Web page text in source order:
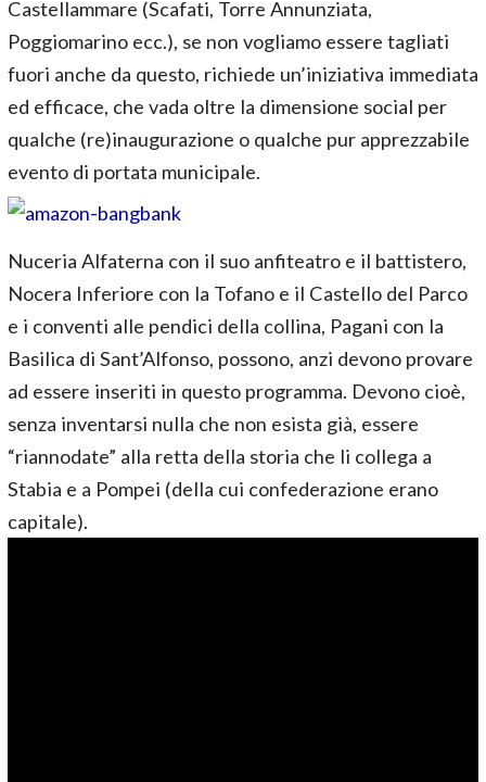
Castellammare (Scafati, Torre Annunziata,
Poggiomarino ecc.), se non vogliamo essere tagliati
fuori anche da questo, richiede un’iniziativa immediata
ed efficace, che vada oltre la dimensione social per
qualche (re)inaugurazione o qualche pur apprezzabile
evento di portata municipale.
Nuceria Alfaterna con il suo anfiteatro e il battistero,
Nocera Inferiore con la Tofano e il Castello del Parco
e i conventi alle pendici della collina, Pagani con la
Basilica di Sant’Alfonso, possono, anzi devono provare
ad essere inseriti in questo programma. Devono cioè,
senza inventarsi nulla che non esista già, essere
“riannodate” alla retta della storia che li collega a
Stabia e a Pompei (della cui confederazione erano
capitale).